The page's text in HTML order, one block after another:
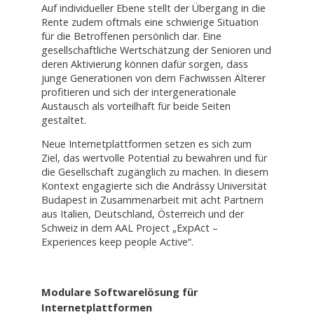
Auf individueller Ebene stellt der Übergang in die
Rente zudem oftmals eine schwierige Situation
für die Betroffenen persönlich dar. Eine
gesellschaftliche Wertschätzung der Senioren und
deren Aktivierung können dafür sorgen, dass
junge Generationen von dem Fachwissen Älterer
profitieren und sich der intergenerationale
Austausch als vorteilhaft für beide Seiten
gestaltet.
Neue Internetplattformen setzen es sich zum
Ziel, das wertvolle Potential zu bewahren und für
die Gesellschaft zugänglich zu machen. In diesem
Kontext engagierte sich die Andrássy Universität
Budapest in Zusammenarbeit mit acht Partnern
aus Italien, Deutschland, Österreich und der
Schweiz in dem AAL Project „ExpAct –
Experiences keep people Active“.
Modulare Softwarelösung für
Internetplattformen